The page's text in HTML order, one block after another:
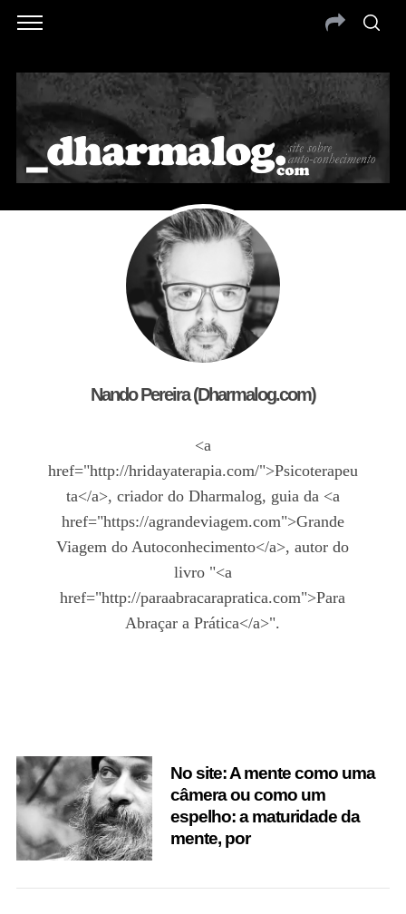
Nando Pereira (Dharmalog.com)
<a
href="http://hridayaterapia.com/">Psicoterapeu
ta</a>, criador do Dharmalog, guia da <a
href="https://agrandeviagem.com">Grande
Viagem do Autoconhecimento</a>, autor do
livro "<a
href="http://paraabracarapratica.com">Para
Abraçar a Prática</a>".
No site: A mente como uma
câmera ou como um
espelho: a maturidade da
mente, por